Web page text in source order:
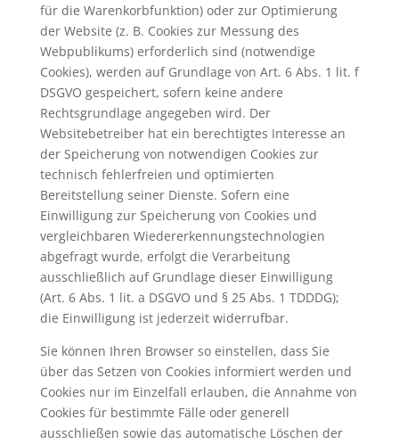
für die Warenkorbfunktion) oder zur Optimierung
der Website (z. B. Cookies zur Messung des
Webpublikums) erforderlich sind (notwendige
Cookies), werden auf Grundlage von Art. 6 Abs. 1 lit. f
DSGVO gespeichert, sofern keine andere
Rechtsgrundlage angegeben wird. Der
Websitebetreiber hat ein berechtigtes Interesse an
der Speicherung von notwendigen Cookies zur
technisch fehlerfreien und optimierten
Bereitstellung seiner Dienste. Sofern eine
Einwilligung zur Speicherung von Cookies und
vergleichbaren Wiedererkennungstechnologien
abgefragt wurde, erfolgt die Verarbeitung
ausschließlich auf Grundlage dieser Einwilligung
(Art. 6 Abs. 1 lit. a DSGVO und § 25 Abs. 1 TDDDG);
die Einwilligung ist jederzeit widerrufbar.
Sie können Ihren Browser so einstellen, dass Sie
über das Setzen von Cookies informiert werden und
Cookies nur im Einzelfall erlauben, die Annahme von
Cookies für bestimmte Fälle oder generell
ausschließen sowie das automatische Löschen der